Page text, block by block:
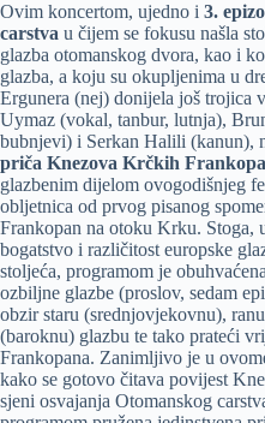
Ovim koncertom, ujedno i 3.
carstva u čijem se fokusu našla
glazba otomanskog dvora, kao i
glazba, a koju su okupljenima u
Ergunera (nej) donijela još trojica
Uymaz (vokal, tanbur, lutnja),
bubnjevi) i Serkan Halili (kanun),
priča Knezova Krčkih
glazbenim dijelom ovogodišnjeg
obljetnica od prvog pisanog
Frankopan na otoku Krku. Stoga,
bogatstvo i različitost europske
stoljeća, programom je
ozbiljne glazbe (proslov, sedam
obzir staru (srednjovjekovnu),
(baroknu) glazbu te tako prateći
Frankopana. Zanimljivo je u
kako se gotovo čitava povijest
sjeni osvajanja Otomanskog